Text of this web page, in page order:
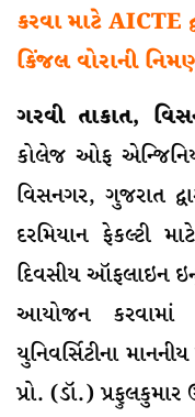
કરવા માટે AICTE
કિંજલ વોરાની
ગરવી તાકાત,
કોલેજ ઓફ
વિસનગર, ગુજરાત
દરમિયાન ફેકલ્ટી
દિવસીય ઑફલાઇન
આયોજન કરવામાં
યુનિવર્સિટીના
પ્રો. (ડૉ.)